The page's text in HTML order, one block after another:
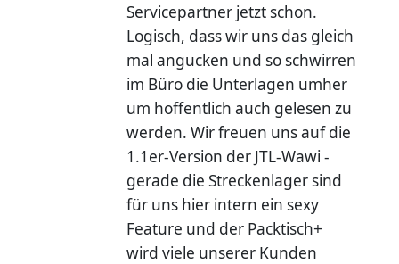
Servicepartner jetzt schon.
Logisch, dass wir uns das gleich
mal angucken und so schwirren
im Büro die Unterlagen umher
um hoffentlich auch gelesen zu
werden. Wir freuen uns auf die
1.1er-Version der JTL-Wawi -
gerade die Streckenlager sind
für uns hier intern ein sexy
Feature und der Packtisch+
wird viele unserer Kunden